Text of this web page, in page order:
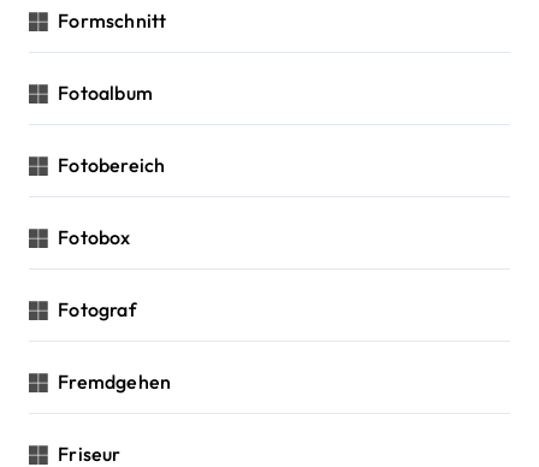
Formschnitt
Fotoalbum
Fotobereich
Fotobox
Fotograf
Fremdgehen
Friseur